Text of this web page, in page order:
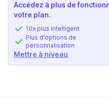
Accédez à plus de
votre plan.
10x plus intelligent
Plus d'options de
personnalisation
Mettre à niveau